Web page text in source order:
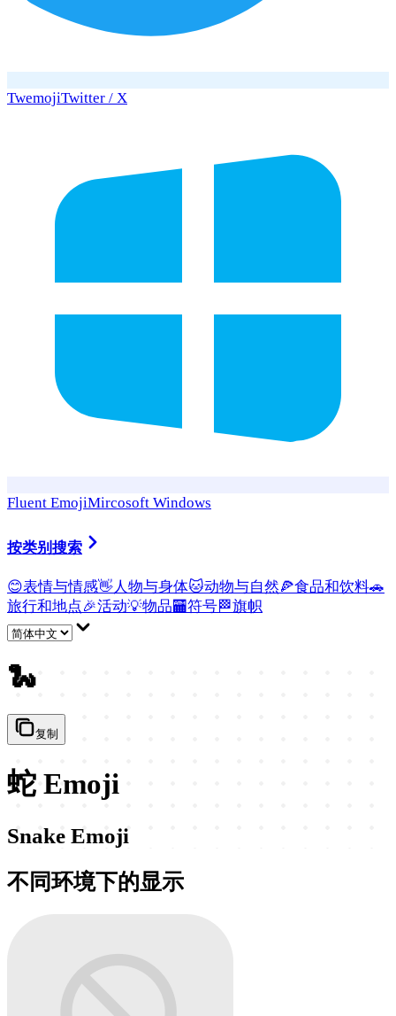
TwemojiTwitter / X
Fluent EmojiMircosoft Windows
按类别搜索
😊表情与情感👋 人物与身体🐱动物与自然🍕食品和饮料🚗
旅行和地点🎉活动💡物品🏧符号🏁旗帜
🐍
复制
蛇 Emoji
Snake Emoji
不同环境下的显示